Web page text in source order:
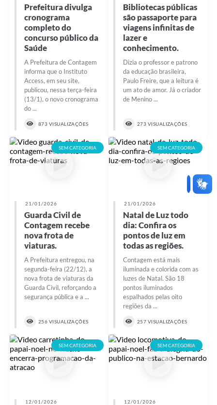
Prefeitura divulga
cronograma
completo do
concurso público da
Saúde
A Prefeitura de Contagem
informa que o Instituto
Access, em seu site,
publicou, nessa terça-feira
(13/1), o novo cronograma
do ...
873 VISUALIZAÇÕES
Bibliotecas públicas
são passaporte para
viagens infinitas de
lazer e
conhecimento.
Dizia o professor e patrono
da educação brasileira,
Paulo Freire, que a leitura é
um ato de amor. Já o criador
de Menino ...
273 VISUALIZAÇÕES
SEM CATEGORIA
21/01/2026
Guarda Civil de
Contagem recebe
nova frota de
viaturas.
A Prefeitura entregou, na
segunda-feira (22/12), a
nova frota de viaturas da
Guarda Civil, reforçando a
segurança pública e a ...
256 VISUALIZAÇÕES
SEM CATEGORIA
21/01/2026
Natal de Luz todo
dia: Confira os
pontos de luz em
todas as regiões.
Contagem está mais
iluminada e colorida com as
luzes de Natal. São 18
pontos iluminados
espalhados pelas oito
regiões da ...
257 VISUALIZAÇÕES
SEM CATEGORIA
12/01/2026
SEM CATEGORIA
12/01/2026